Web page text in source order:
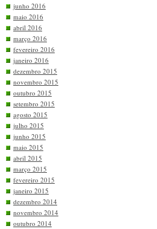
junho 2016
maio 2016
abril 2016
março 2016
fevereiro 2016
janeiro 2016
dezembro 2015
novembro 2015
outubro 2015
setembro 2015
agosto 2015
julho 2015
junho 2015
maio 2015
abril 2015
março 2015
fevereiro 2015
janeiro 2015
dezembro 2014
novembro 2014
outubro 2014